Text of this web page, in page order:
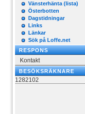
Vänsterhänta (lista)
Österbotten
Dagstidningar
Links
Länkar
Sök på Loffe.net
RESPONS
Kontakt
BESÖKSRÄKNARE
1282102